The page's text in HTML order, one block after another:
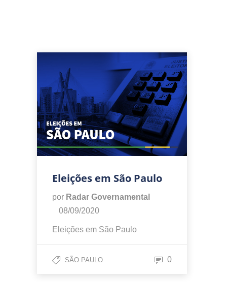
Eleições em São Paulo
por Radar Governamental
08/09/2020
Eleições em São Paulo
SÃO PAULO 0